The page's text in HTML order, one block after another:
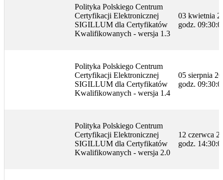
Polityka Polskiego Centrum
Certyfikacji Elektronicznej
SIGILLUM dla Certyfikatów
Kwalifikowanych - wersja 1.3
03 kwietnia
godz.
Polityka Polskiego Centrum
Certyfikacji Elektronicznej
SIGILLUM dla Certyfikatów
Kwalifikowanych - wersja 1.4
05 sierpnia
godz.
Polityka Polskiego Centrum
Certyfikacji Elektronicznej
SIGILLUM dla Certyfikatów
Kwalifikowanych - wersja 2.0
12 czerwca
godz.